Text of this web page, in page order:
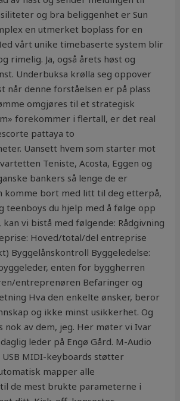
og bra beliggenhet er Sun
en utmerket boplass for en
vårt unike timebaserte system blir
rimelig. Ja, også årets høst og
Underbuksa krølla seg oppover
når denne forståelsen er på plass
omgjøres til et strategisk
forekommer i flertall, er det real
pattaya to
Uansett hvem som starter mot
Teniste, Acosta, Eggen og
bankers så lenge de er
komme bort med litt til deg etterpå,
teenboys du hjelp med å følge opp
vi bistå med følgende: Rådgivning
Hoved/total/del entreprise
Byggelånskontroll Byggeledelse:
enten for byggherren
entreprenøren Befaringer og
Hva den enkelte ønsker, beror
og ikke minst usikkerhet. Og
nok av dem, jeg. Her møter vi Ivar
leder på Engø Gård. M-Audio
USB MIDI-keyboards støtter
mapper alle
de mest brukte parameterne i